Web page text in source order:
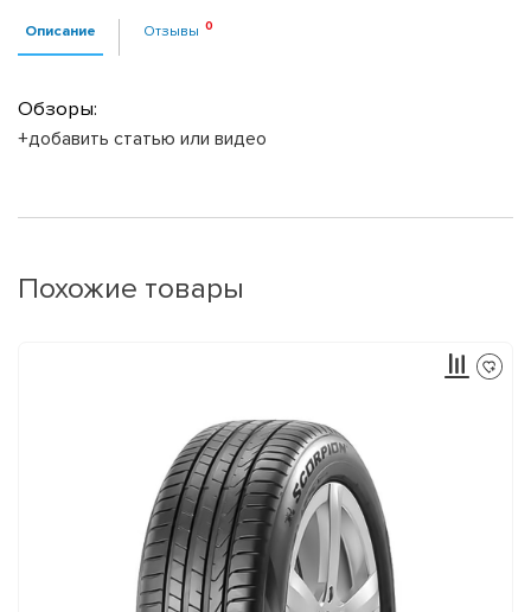
Описание Отзывы
Обзоры:
+добавить статью или видео
Похожие товары